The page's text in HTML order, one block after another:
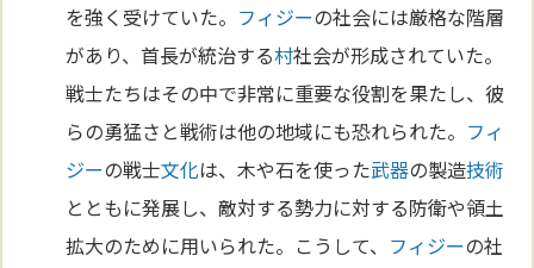
を強く受けていた。 フィジーの社会には厳格な階層
があり、首長が統治する村社会が形成されていた。
戦士たちはその中で非常に重要な役割を果たし、彼
らの勇猛さと戦術は他の地域にも恐れられた。 フィ
ジーの戦士文化は、木や石を使った武器の製造技術
とともに発展し、敵対する勢力に対する防衛や領土
拡大のために用いられた。こうして、 フィジーの社